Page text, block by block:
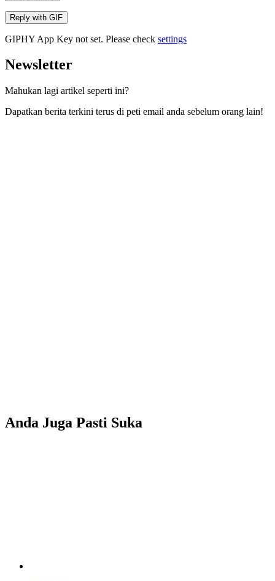
Reply with GIF
GIPHY App Key not set. Please check settings
Newsletter
Mahukan lagi artikel seperti ini?
Dapatkan berita terkini terus di peti email anda sebelum orang lain!
Anda Juga Pasti Suka